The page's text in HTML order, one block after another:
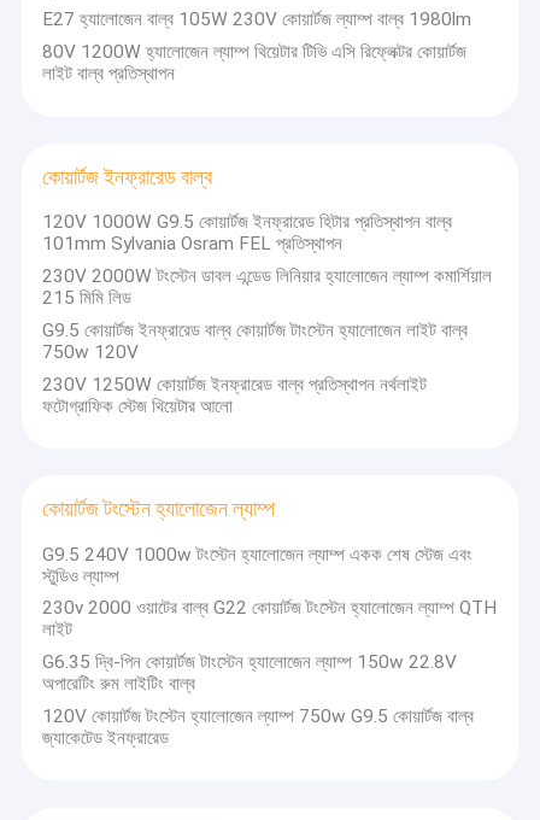
E27 হ্যালোজেন বাল্ব 105W 230V কোয়ার্টজ ল্যাম্প বাল্ব 1980lm
80V 1200W হ্যালোজেন ল্যাম্প থিয়েটার টিভি এসি রিফ্লেক্টর কোয়ার্টজ
লাইট বাল্ব প্রতিস্থাপন
কোয়ার্টজ ইনফ্রারেড বাল্ব
120V 1000W G9.5 কোয়ার্টজ ইনফ্রারেড হিটার প্রতিস্থাপন বাল্ব
101mm Sylvania Osram FEL প্রতিস্থাপন
230V 2000W টংস্টেন ডাবল এন্ডেড লিনিয়ার হ্যালোজেন ল্যাম্প কমার্শিয়াল
215 মিমি লিড
G9.5 কোয়ার্টজ ইনফ্রারেড বাল্ব কোয়ার্টজ টাংস্টেন হ্যালোজেন লাইট বাল্ব
750w 120V
230V 1250W কোয়ার্টজ ইনফ্রারেড বাল্ব প্রতিস্থাপন নর্থলাইট
ফটোগ্রাফিক স্টেজ থিয়েটার আলো
কোয়ার্টজ টংস্টেন হ্যালোজেন ল্যাম্প
G9.5 240V 1000w টংস্টেন হ্যালোজেন ল্যাম্প একক শেষ স্টেজ এবং
স্টুডিও ল্যাম্প
230v 2000 ওয়াটের বাল্ব G22 কোয়ার্টজ টংস্টেন হ্যালোজেন ল্যাম্প QTH
লাইট
G6.35 দ্বি-পিন কোয়ার্টজ টাংস্টেন হ্যালোজেন ল্যাম্প 150w 22.8V
অপারেটিং রুম লাইটিং বাল্ব
120V কোয়ার্টজ টংস্টেন হ্যালোজেন ল্যাম্প 750w G9.5 কোয়ার্টজ বাল্ব
জ্যাকেটেড ইনফ্রারেড